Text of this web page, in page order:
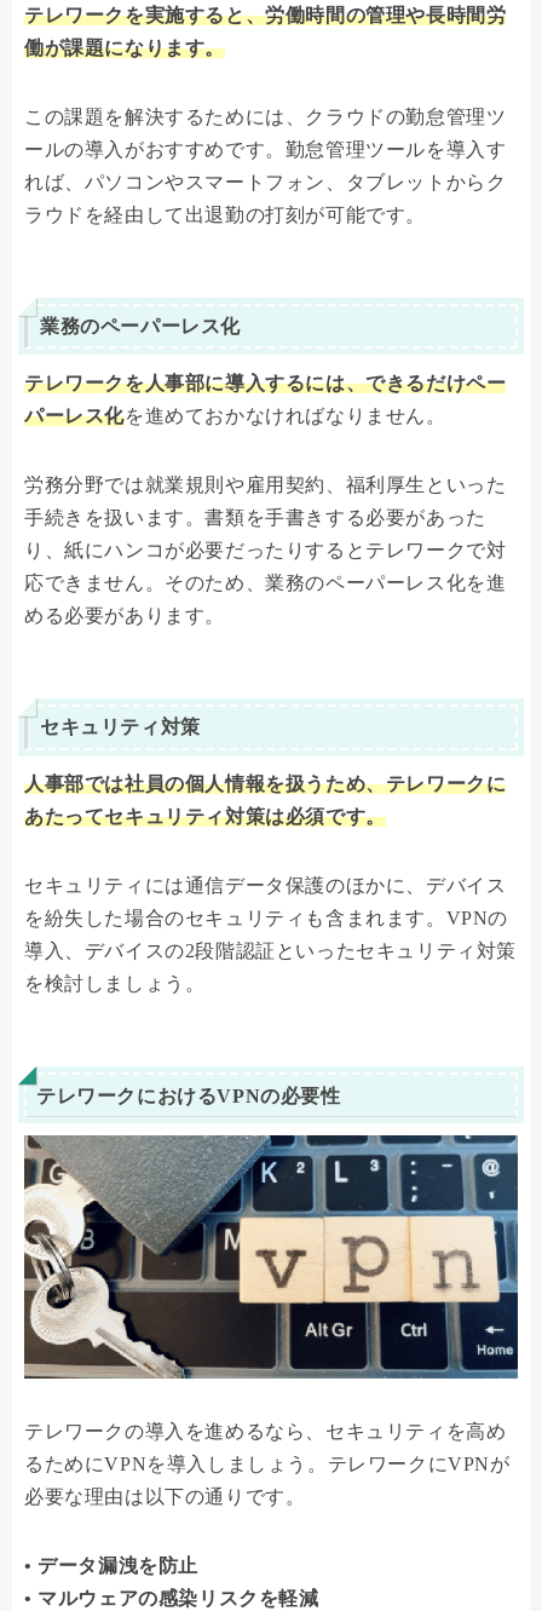
テレワークを実施すると、労働時間の管理や長時間労
働が課題になります。
この課題を解決するためには、クラウドの勤怠管理ツ
ールの導入がおすすめです。勤怠管理ツールを導入す
れば、パソコンやスマートフォン、タブレットからク
ラウドを経由して出退勤の打刻が可能です。
業務のペーパーレス化
テレワークを人事部に導入するには、できるだけペー
パーレス化を進めておかなければなりません。
労務分野では就業規則や雇用契約、福利厚生といった
手続きを扱います。書類を手書きする必要があった
り、紙にハンコが必要だったりするとテレワークで対
応できません。そのため、業務のペーパーレス化を進
める必要があります。
セキュリティ対策
人事部では社員の個人情報を扱うため、テレワークに
あたってセキュリティ対策は必須です。
セキュリティには通信データ保護のほかに、デバイス
を紛失した場合のセキュリティも含まれます。VPNの
導入、デバイスの2段階認証といったセキュリティ対策
を検討しましょう。
テレワークにおけるVPNの必要性
テレワークの導入を進めるなら、セキュリティを高め
るためにVPNを導入しましょう。テレワークにVPNが
必要な理由は以下の通りです。
• データ漏洩を防止
• マルウェアの感染リスクを軽減